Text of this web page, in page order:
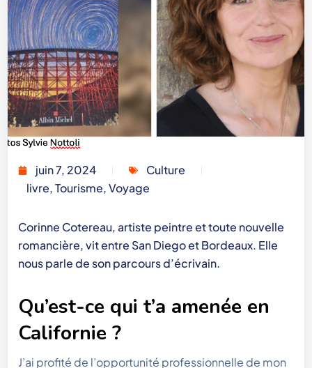
juin 7, 2024
Culture
livre,Tourisme,Voyage
Corinne Cotereau, artiste peintre et toute nouvelle
romancière, vit entre San Diego et Bordeaux. Elle
nous parle de son parcours d’écrivain.
Qu’est-ce qui t’a amenée en
Californie ?
J’ai profité de l’opportunité professionnelle de mon